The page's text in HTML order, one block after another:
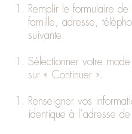
Remplir le formulaire
famille, adresse,
suivante.
Sélectionner votre
sur « Continuer ».
Renseigner vos
identique à l’adresse